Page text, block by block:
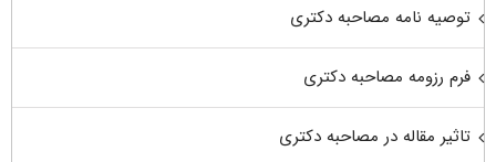
توصیه نامه مصاحبه دکتری
فرم رزومه مصاحبه دکتری
تاثیر مقاله در مصاحبه دکتری